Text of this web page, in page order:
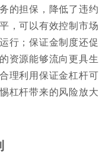
的担保，降低了违约
，可以有效控制市场
行；保证金制度还促
资源能够流向更具生
理利用保证金杠杆可
杠杆带来的风险放大